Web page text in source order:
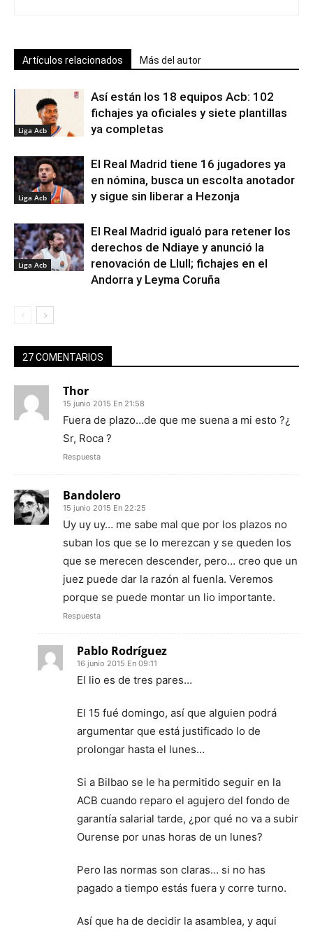
Artículos relacionados Más del autor
Liga Acb
Así están los 18 equipos Acb: 102
fichajes ya oficiales y siete plantillas
ya completas
Liga Acb
El Real Madrid tiene 16 jugadores ya
en nómina, busca un escolta anotador
y sigue sin liberar a Hezonja
Liga Acb
El Real Madrid igualó para retener los
derechos de Ndiaye y anunció la
renovación de Llull; fichajes en el
Andorra y Leyma Coruña
27 COMENTARIOS
Thor
15 junio 2015 En 21:58
Fuera de plazo…de que me suena a mi esto ?¿
Sr, Roca ?
Respuesta
Bandolero
15 junio 2015 En 22:25
Uy uy uy… me sabe mal que por los plazos no
suban los que se lo merezcan y se queden los
que se merecen descender, pero… creo que un
juez puede dar la razón al fuenla. Veremos
porque se puede montar un lio importante.
Respuesta
Pablo Rodríguez
16 junio 2015 En 09:11
El lio es de tres pares…
El 15 fué domingo, así que alguien podrá
argumentar que está justificado lo de
prolongar hasta el lunes…
Si a Bilbao se le ha permitido seguir en la
ACB cuando reparo el agujero del fondo de
garantía salarial tarde, ¿por qué no va a subir
Ourense por unas horas de un lunes?
Pero las normas son claras… si no has
pagado a tiempo estás fuera y corre turno.
Así que ha de decidir la asamblea, y aqui